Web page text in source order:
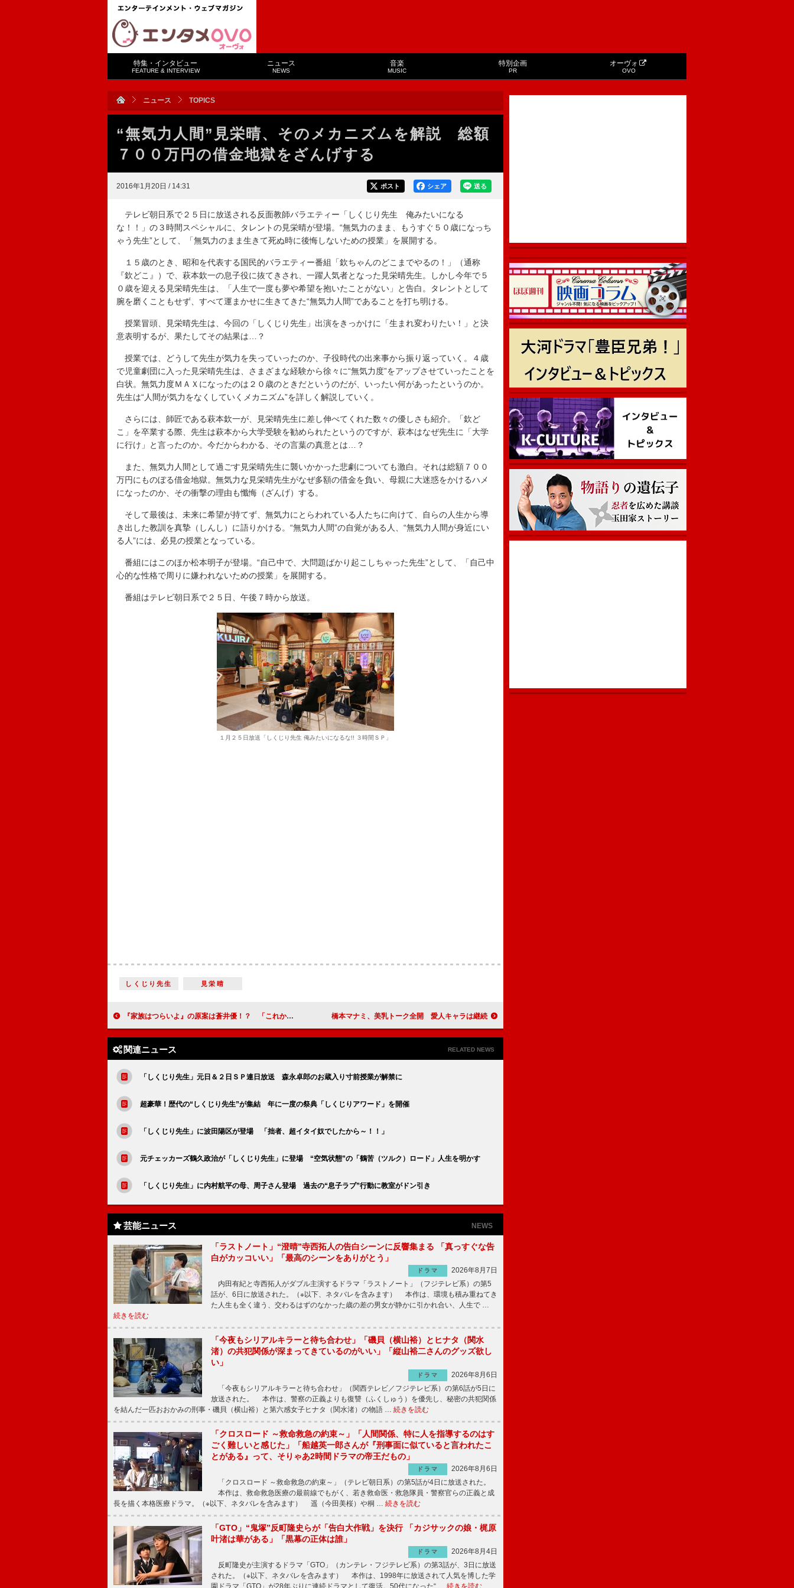
特集・インタビュー
FEATURE & INTERVIEW
ニュース
NEWS
音楽
MUSIC
特別企画
PR
オーヴォ
OVO
ニュース TOPICS
“無気力人間”見栄晴、そのメカニズムを解説 総額
７００万円の借金地獄をざんげする
2016年1月20日 / 14:31 送る
シェア
ポスト
テレビ朝日系で２５日に放送される反面教師バラエティー「しくじり先生 俺みたいになる
な！！」の３時間スペシャルに、タレントの見栄晴が登場。“無気力のまま、もうすぐ５０歳になっち
ゃう先生”として、「無気力のまま生きて死ぬ時に後悔しないための授業」を展開する。
１５歳のとき、昭和を代表する国民的バラエティー番組「欽ちゃんのどこまでやるの！」（通称
『欽どこ』）で、萩本欽一の息子役に抜てきされ、一躍人気者となった見栄晴先生。しかし今年で５
０歳を迎える見栄晴先生は、「人生で一度も夢や希望を抱いたことがない」と告白。タレントとして
腕を磨くこともせず、すべて運まかせに生きてきた“無気力人間”であることを打ち明ける。
授業冒頭、見栄晴先生は、今回の「しくじり先生」出演をきっかけに「生まれ変わりたい！」と決
意表明するが、果たしてその結果は…？
授業では、どうして先生が気力を失っていったのか、子役時代の出来事から振り返っていく。４歳
で児童劇団に入った見栄晴先生は、さまざまな経験から徐々に“無気力度”をアップさせていったことを
白状。無気力度ＭＡＸになったのは２０歳のときだというのだが、いったい何があったというのか。
先生は“人間が気力をなくしていくメカニズム”を詳しく解説していく。
さらには、師匠である萩本欽一が、見栄晴先生に差し伸べてくれた数々の優しさも紹介。「欽ど
こ」を卒業する際、先生は萩本から大学受験を勧められたというのですが、萩本はなぜ先生に「大学
に行け」と言ったのか。今だからわかる、その言葉の真意とは…？
また、無気力人間として過ごす見栄晴先生に襲いかかった悲劇についても激白。それは総額７００
万円にものぼる借金地獄。無気力な見栄晴先生がなぜ多額の借金を負い、母親に大迷惑をかけるハメ
になったのか、その衝撃の理由も懺悔（ざんげ）する。
そして最後は、未来に希望が持てず、無気力にとらわれている人たちに向けて、自らの人生から導
き出した教訓を真摯（しんし）に語りかける。“無気力人間”の自覚がある人、“無気力人間が身近にい
る人”には、必見の授業となっている。
番組にはこのほか松本明子が登場。“自己中で、大問題ばかり起こしちゃった先生”として、「自己中
心的な性格で周りに嫌われないための授業」を展開する。
番組はテレビ朝日系で２５日、午後７時から放送。
１月２５日放送「しくじり先生 俺みたいになるな!! ３時間ＳＰ」
しくじり先生 見栄晴
『家族はつらいよ』の原案は蒼井優！？ 「これから私のことを先生と呼んで」 橋本マナミ、美乳トーク全開 愛人キャラは継続
関連ニュース RELATED NEWS
「しくじり先生」元日＆２日ＳＰ連日放送 森永卓郎のお蔵入り寸前授業が解禁に
超豪華！歴代の“しくじり先生”が集結 年に一度の祭典「しくじりアワード」を開催
「しくじり先生」に波田陽区が登場 「拙者、超イタイ奴でしたから～！！」
元チェッカーズ鶴久政治が「しくじり先生」に登場 “空気状態”の「鶴苦（ツルク）ロード」人生を明かす
「しくじり先生」に内村航平の母、周子さん登場 過去の“息子ラブ”行動に教室がドン引き
芸能ニュース NEWS
「ラストノート」“澄晴”寺西拓人の告白シーンに反響集まる 「真っすぐな告
白がカッコいい」「最高のシーンをありがとう」
ドラマ
2026年8月7日
内田有紀と寺西拓人がダブル主演するドラマ「ラストノート」（フジテレビ系）の第5
話が、6日に放送された。（※以下、ネタバレを含みます） 本作は、環境も積み重ねてき
た人生も全く違う、交わるはずのなかった歳の差の男女が静かに引かれ合い、人生で …
続きを読む
「今夜もシリアルキラーと待ち合わせ」「磯貝（横山裕）とヒナタ（関水
渚）の共犯関係が深まってきているのがいい」「縦山裕二さんのグッズ欲し
い」
ドラマ
2026年8月6日
「今夜もシリアルキラーと待ち合わせ」（関西テレビ／フジテレビ系）の第6話が5日に
放送された。 本作は、警察の正義よりも復讐（ふくしゅう）を優先し、秘密の共犯関係
を結んだ一匹おおかみの刑事・磯貝（横山裕）と第六感女子ヒナタ（関水渚）の物語 … 続きを読む
「クロスロード ～救命救急の約束～」「人間関係、特に人を指導するのはす
ごく難しいと感じた」「船越英一郎さんが『刑事面に似ていると言われたこ
とがある』って、そりゃあ2時間ドラマの帝王だもの」
ドラマ
2026年8月6日
「クロスロード ～救命救急の約束～」（テレビ朝日系）の第5話が4日に放送された。
本作は、救命救急医療の最前線でもがく、若き救命医・救急隊員・警察官らの正義と成
長を描く本格医療ドラマ。（※以下、ネタバレを含みます） 遥（今田美桜）や桐 … 続きを読む
「GTO」“鬼塚”反町隆史らが「告白大作戦」を決行 「カジサックの娘・梶原
叶渚は華がある」「黒幕の正体は誰」
ドラマ
2026年8月4日
反町隆史が主演するドラマ「GTO」（カンテレ・フジテレビ系）の第3話が、3日に放送
された。（※以下、ネタバレを含みます） 本作は、1998年に放送されて人気を博した学
園ドラマ「GTO」が28年ぶりに連続ドラマとして復活。50代になった“ … 続きを読む